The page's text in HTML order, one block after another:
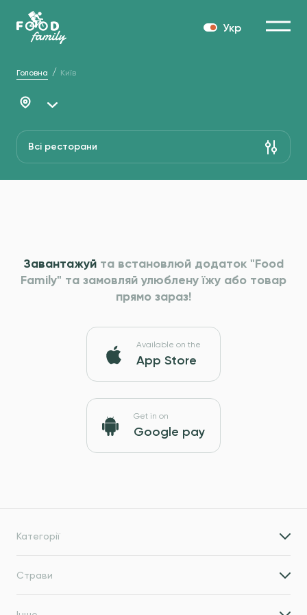
Укр
Головна Київ
Всі ресторани
Завантажуй та встановлюй додаток "Food
Family" та замовляй улюблену їжу або товар
прямо зараз!
Available on the
App Store
Get in on
Google pay
Категорії
Страви